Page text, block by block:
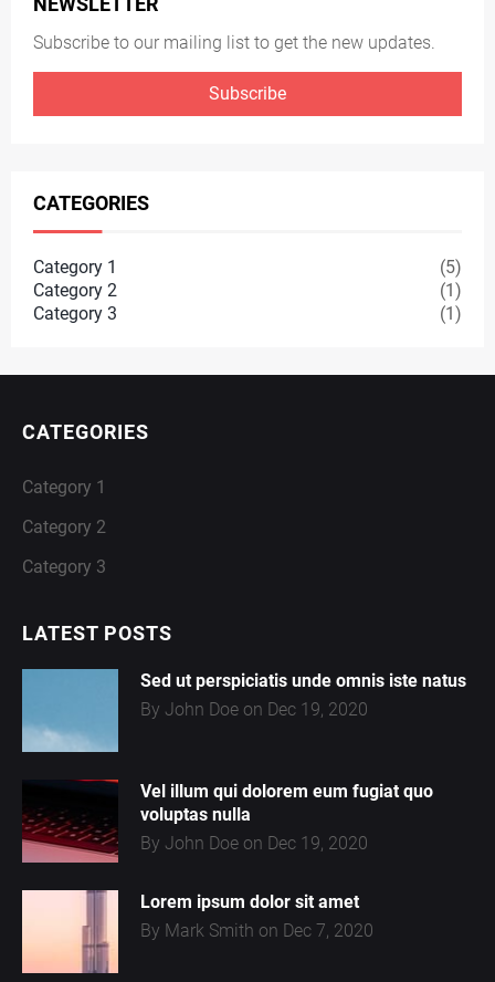
Subscribe to our mailing list to get the new updates.
Subscribe
CATEGORIES
Category 1
Category 2
Category 3
(5)
(1)
(1)
CATEGORIES
Category 1
Category 2
Category 3
LATEST POSTS
Sed ut perspiciatis unde omnis iste natus
By John Doe on Dec 19, 2020
Vel illum qui dolorem eum fugiat quo
voluptas nulla
By John Doe on Dec 19, 2020
Lorem ipsum dolor sit amet
By Mark Smith on Dec 7, 2020